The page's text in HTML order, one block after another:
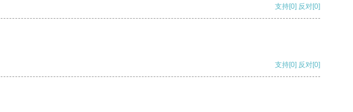
支持[0] 反对[0]
支持[0] 反对[0]